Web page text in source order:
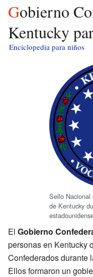
Gobierno Confederado de
Kentucky
Enciclopedia para niños
Sello Nacional
de Kentucky
El Gobierno
personas en Kentucky
Confederados durante
Ellos formaron un